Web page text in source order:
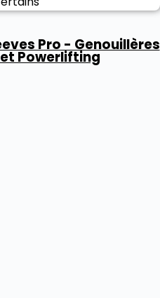
Pro - Genouillères
Powerlifting